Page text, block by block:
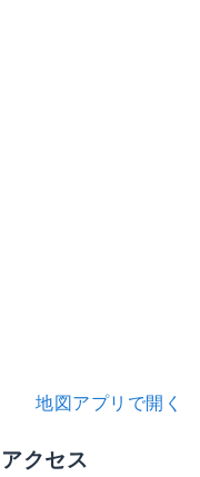
地図アプリで開く
クセス